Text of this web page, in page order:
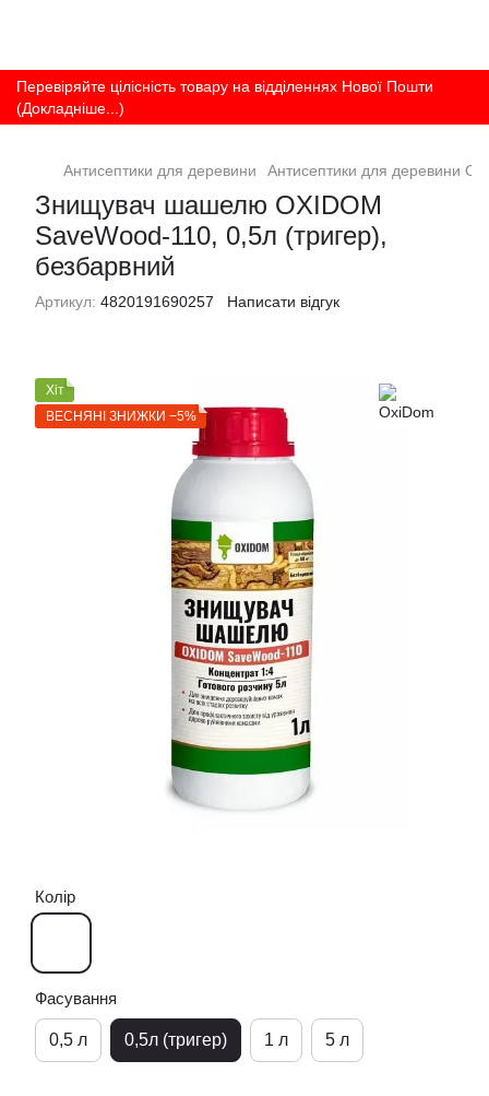
Перевіряйте цілісність товару на відділеннях Нової Пошти
(Докладніше...)
Антисептики для деревини Антисептики для деревини
Знищувач шашелю OXIDOM
SaveWood-110, 0,5л (тригер),
безбарвний
Артикул: 4820191690257 Написати відгук
Хіт
ВЕСНЯНІ ЗНИЖКИ −5%
Колір
Фасування
0,5 л 0,5л (тригер) 1 л 5 л